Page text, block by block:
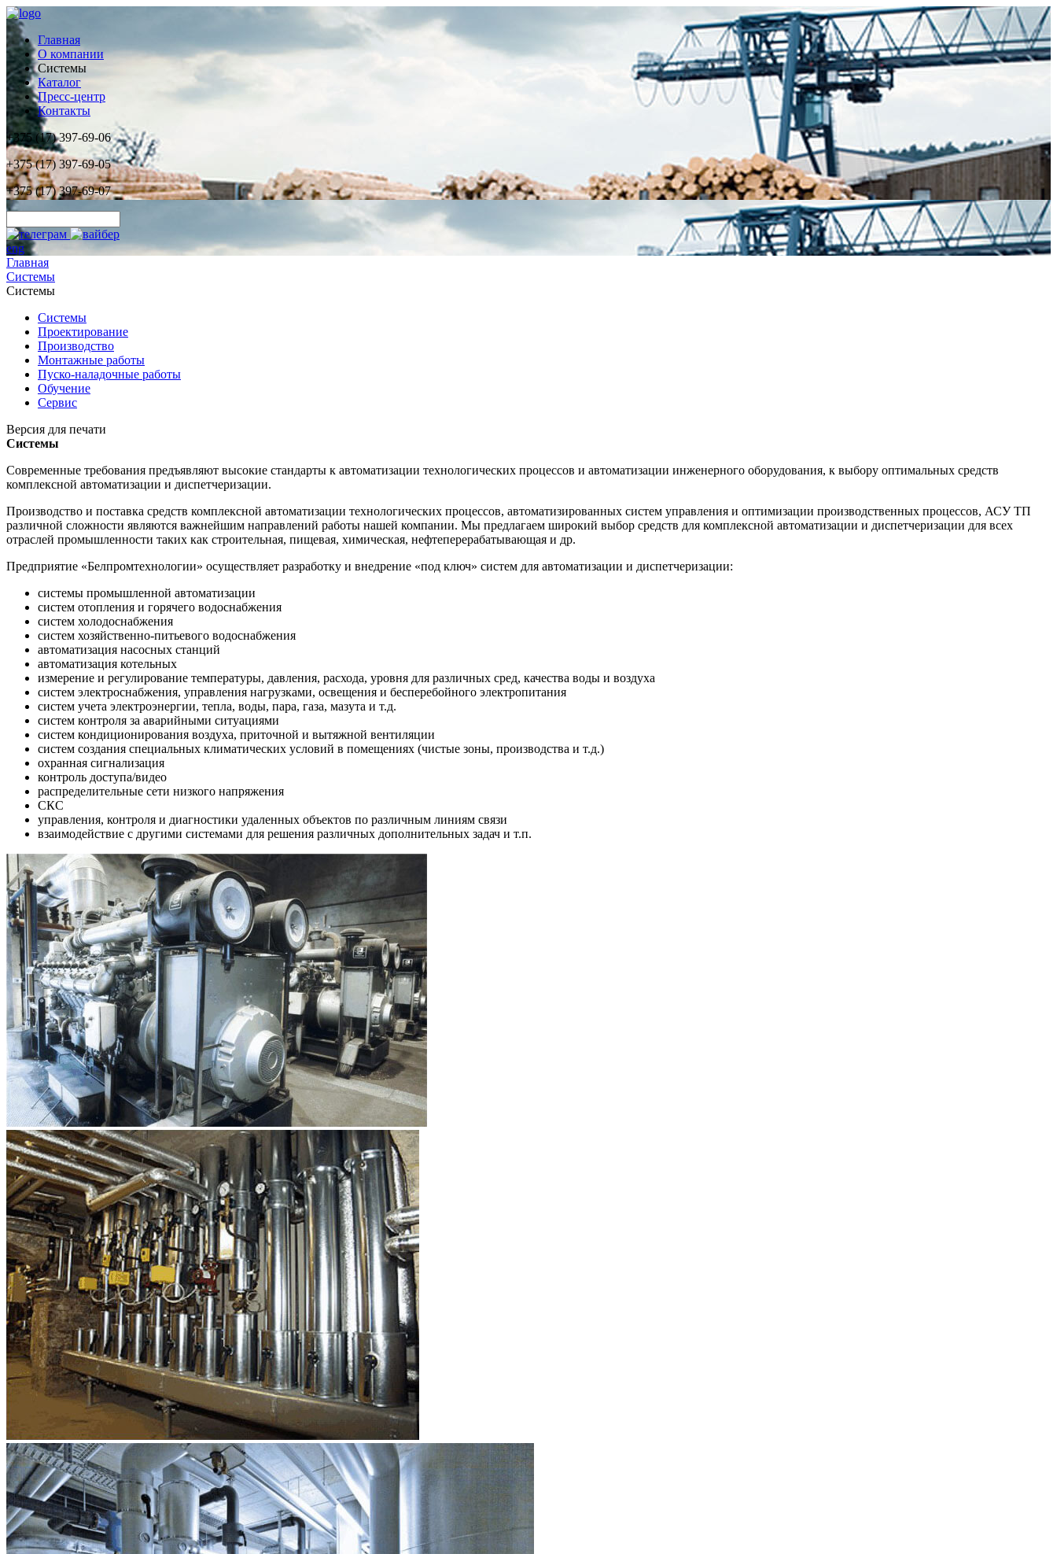
Главная
О компании
Системы
Каталог
Пресс-центр
Контакты
+375 (17) 397-69-06
+375 (17) 397-69-05
+375 (17) 397-69-07
eng
Главная
Системы
Системы
Системы
Проектирование
Производство
Монтажные работы
Пуско-наладочные работы
Обучение
Сервис
Версия для печати
Системы
Современные требования предъявляют высокие стандарты к автоматизации технологических процессов и автоматизации инженерного оборудования, к выбору оптимальных средств
комплексной автоматизации и диспетчеризации.
Производство и поставка средств комплексной автоматизации технологических процессов, автоматизированных систем управления и оптимизации производственных процессов, АСУ ТП
различной сложности являются важнейшим направлений работы нашей компании. Мы предлагаем широкий выбор средств для комплексной автоматизации и диспетчеризации для всех
отраслей промышленности таких как строительная, пищевая, химическая, нефтеперерабатывающая и др.
Предприятие «Белпромтехнологии» осуществляет разработку и внедрение «под ключ» систем для автоматизации и диспетчеризации:
системы промышленной автоматизации
систем отопления и горячего водоснабжения
систем холодоснабжения
систем хозяйственно-питьевого водоснабжения
автоматизация насосных станций
автоматизация котельных
измерение и регулирование температуры, давления, расхода, уровня для различных сред, качества воды и воздуха
систем электроснабжения, управления нагрузками, освещения и бесперебойного электропитания
систем учета электроэнергии, тепла, воды, пара, газа, мазута и т.д.
систем контроля за аварийными ситуациями
систем кондиционирования воздуха, приточной и вытяжной вентиляции
систем создания специальных климатических условий в помещениях (чистые зоны, производства и т.д.)
охранная сигнализация
контроль доступа/видео
распределительные сети низкого напряжения
СКС
управления, контроля и диагностики удаленных объектов по различным линиям связи
взаимодействие с другими системами для решения различных дополнительных задач и т.п.